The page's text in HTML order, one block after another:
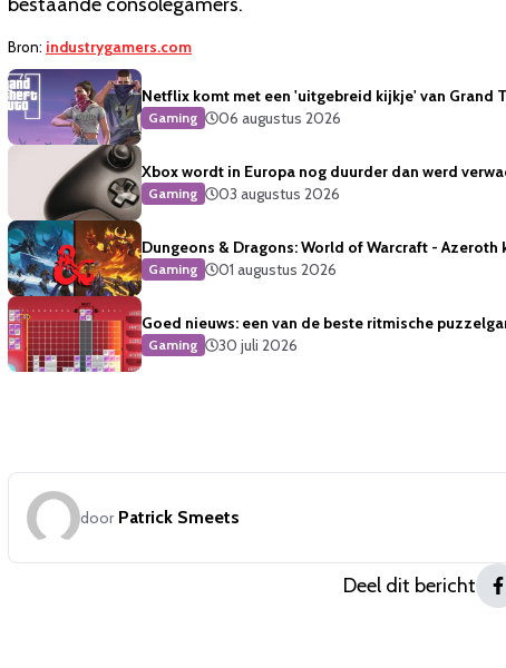
Bron: industrygamers.com
Netflix komt met een 'uitgebreid kijkje' van Grand
Gaming 06 augustus 2026
Xbox wordt in Europa nog duurder dan werd
Gaming 03 augustus 2026
Dungeons & Dragons: World of Warcraft -
Gaming 01 augustus 2026
Goed nieuws: een van de beste ritmische
Gaming 30 juli 2026
door Patrick Smeets
Deel dit bericht